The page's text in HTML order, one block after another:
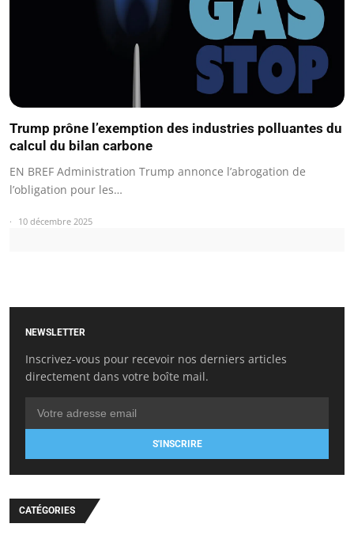
Trump prône l’exemption des industries polluantes du
calcul du bilan carbone
EN BREF Administration Trump annonce l’abrogation de
l’obligation pour les…
10 décembre 2025
NEWSLETTER
Inscrivez-vous pour recevoir nos derniers articles
directement dans votre boîte mail.
S'INSCRIRE
CATÉGORIES